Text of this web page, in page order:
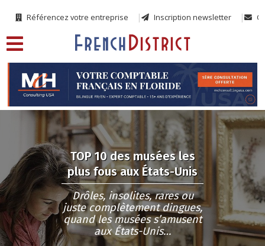
Référencez votre entreprise Inscription newsletter
TOP 10 des musées les
plus fous aux États-Unis
Drôles, insolites, rares ou
juste complètement dingues,
quand les musées s’amusent
aux États-Unis…